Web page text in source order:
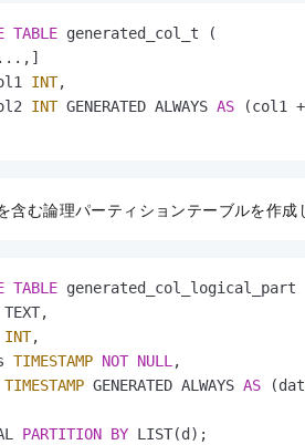
TABLE generated_col_t (
INT,
INT GENERATED ALWAYS AS (col1 +
含む論理パーティションテーブルを作成
TABLE generated_col_logical_part
INT,
TIMESTAMP NOT NULL,
TIMESTAMP GENERATED ALWAYS AS
PARTITION BY LIST(d);